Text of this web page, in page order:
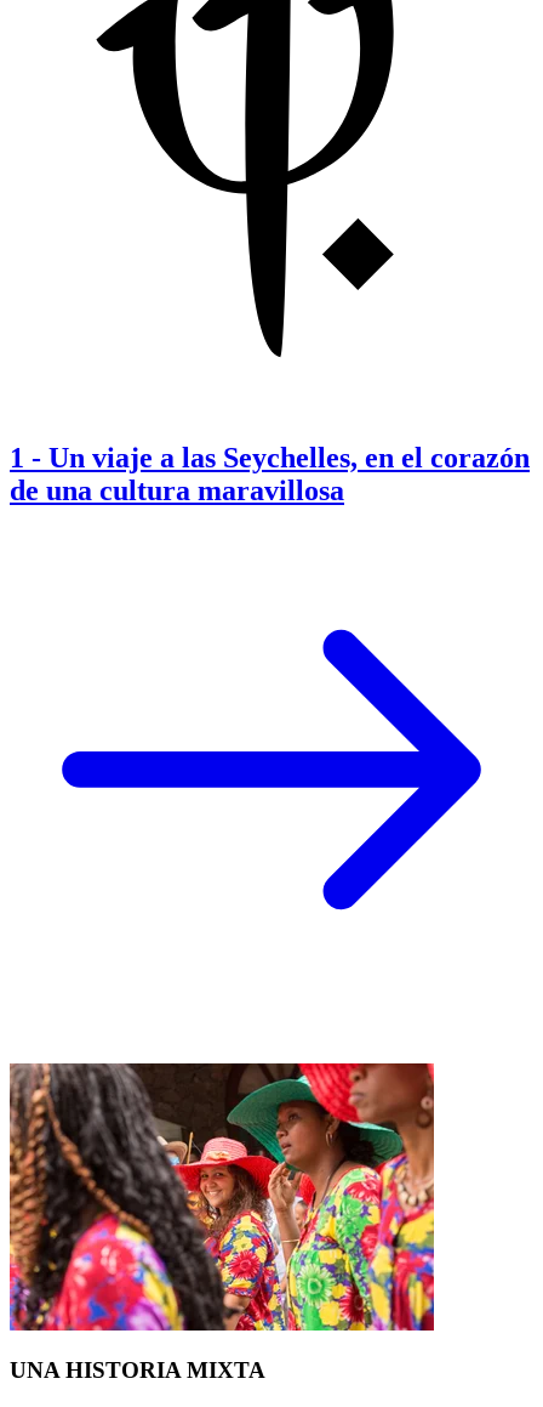
1 - Un viaje a las Seychelles, en el corazón
de una cultura maravillosa
UNA HISTORIA MIXTA